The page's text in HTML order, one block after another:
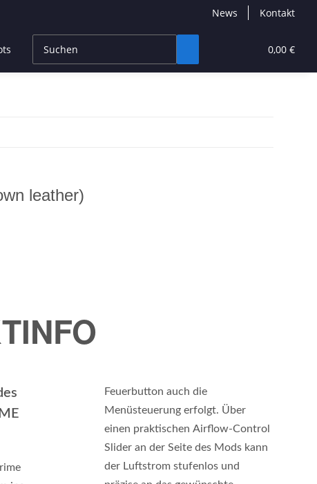
News Kontakt
0,00 €
CBD Products High End
leather)
Feuerbutton auch die
Menüsteuerung erfolgt. Über
einen praktischen Airflow-Control
Slider an der Seite des Mods kann
der Luftstrom stufenlos und